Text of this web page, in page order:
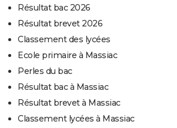
Résultat bac 2026
Résultat brevet 2026
Classement des lycées
Ecole primaire à Massiac
Perles du bac
Résultat bac à Massiac
Résultat brevet à Massiac
Classement lycées à Massiac